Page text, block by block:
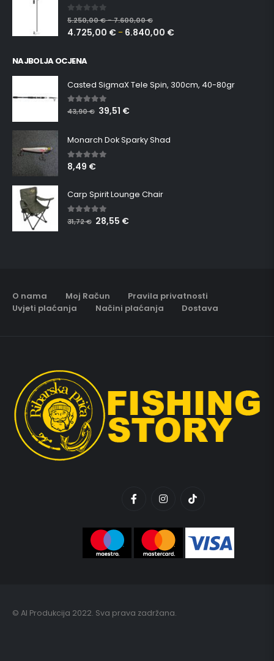
0 out of 5
5.250,00€–7.600,00€
4.725,00 € – 6.840,00 €
NAJBOLJA OCJENA
Casted SigmaX Tele Spin, 300cm, 40-80gr
5.00out of 5
43,90€ 39,51 €
Monarch Dok Sparky Shad
5.00 out of 5
8,49 €
Carp Spirit Lounge Chair
5.00 out of 5
31,72€ 28,55 €
O nama Moj Račun
Pravila privatnosti
Uvjeti plaćanja
Načini plaćanja Dostava
© AI Produkcija 2022. Sva prava zadržana.